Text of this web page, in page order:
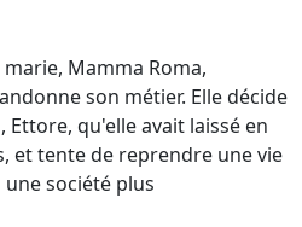
Mamma Roma,
son métier. Elle décide
qu'elle avait laissé en
et tente de reprendre une vie
société plus